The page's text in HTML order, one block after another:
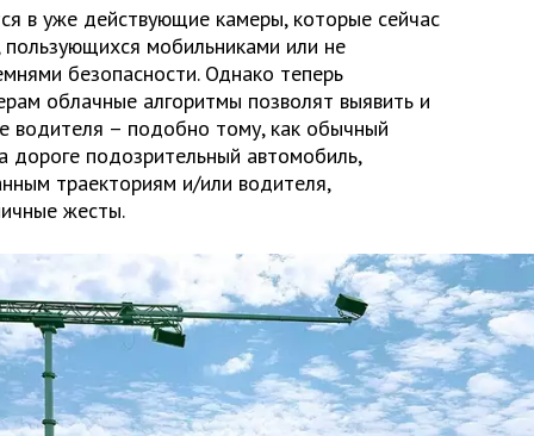
в уже действующие камеры, которые сейчас
мобильниками или не
безопасности. Однако теперь
облачные алгоритмы позволят выявить и
водителя – подобно тому, как обычный
дороге подозрительный автомобиль,
траекториям и/или водителя,
жесты.